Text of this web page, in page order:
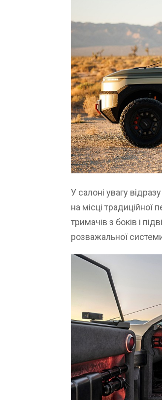
У салоні увагу
на місці традиційної
тримачів з боків і
розважальної